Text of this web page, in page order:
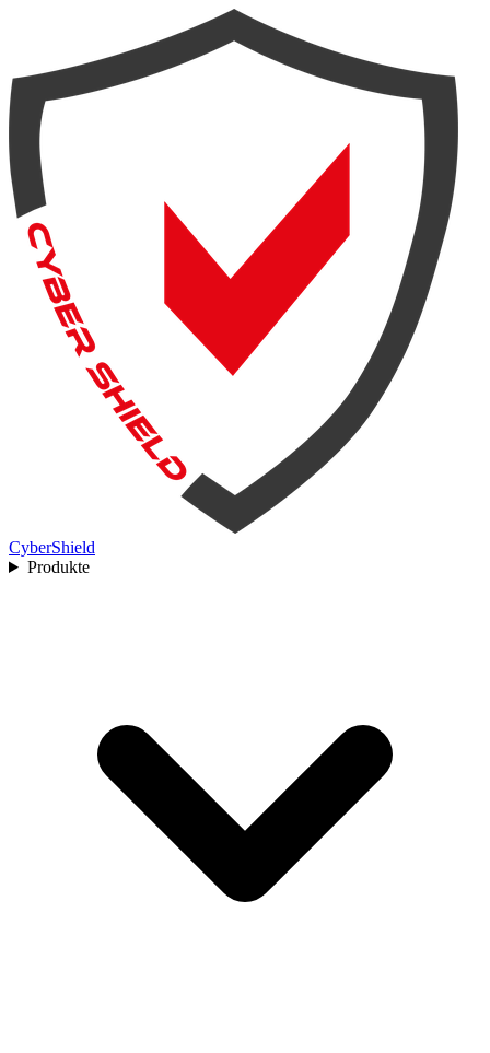
CyberShield
Produkte